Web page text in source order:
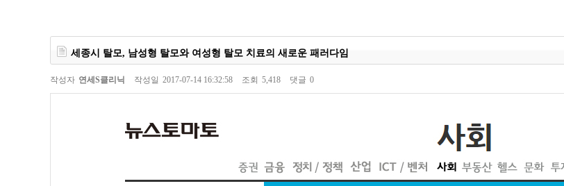
세종시 탈모, 남성형 탈모와 여성형 탈모 치료의 새로운 패러다임
작성자 연세S클리닉 작성일 2017-07-14 16:32:58 조회 5,418 댓글 0